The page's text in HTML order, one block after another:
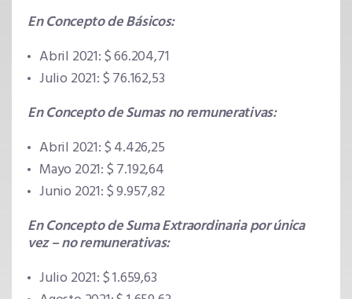
En Concepto de Básicos:
Abril 2021: $ 66.204,71
Julio 2021: $ 76.162,53
En Concepto de Sumas no remunerativas:
Abril 2021: $ 4.426,25
Mayo 2021: $ 7.192,64
Junio 2021: $ 9.957,82
En Concepto de Suma Extraordinaria por única
vez – no remunerativas:
Julio 2021: $ 1.659,63